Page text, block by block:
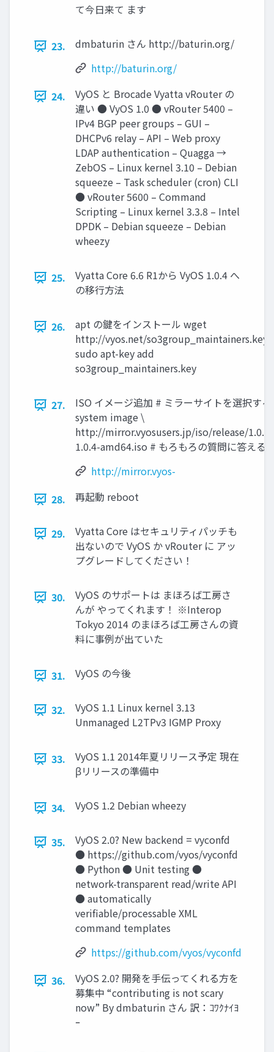
て今日来て ます
23.
dmbaturin さん http://baturin.org/
http://baturin.org/
24.
VyOS と Brocade Vyatta vRouter の
違い ● VyOS 1.0 ● vRouter 5400 –
IPv4 BGP peer groups – GUI –
DHCPv6 relay – API – Web proxy
LDAP authentication – Quagga →
ZebOS – Linux kernel 3.10 – Debian
squeeze – Task scheduler (cron) CLI
● vRouter 5600 – Command
Scripting – Linux kernel 3.3.8 – Intel
DPDK – Debian squeeze – Debian
wheezy
25.
Vyatta Core 6.6 R1から VyOS 1.0.4 へ
の移行方法
26.
apt の鍵をインストール wget
http://vyos.net/so3group_maintainers.key
sudo apt-key add
so3group_maintainers.key
27.
ISO イメージ追加 # ミラーサイトを選択す
system image \
http://mirror.vyosusers.jp/iso/release/
1.0.4-amd64.iso # もろもろの質問に答える
http://mirror.vyos-
28.
再起動 reboot
29.
Vyatta Core はセキュリティパッチも
出ないので VyOS か vRouter に アッ
プグレードしてください！
30.
VyOS のサポートは まほろば工房さ
んが やってくれます！ ※Interop
Tokyo 2014 のまほろば工房さんの資
料に事例が出ていた
31. VyOS の今後
32.
VyOS 1.1 Linux kernel 3.13
Unmanaged L2TPv3 IGMP Proxy
33.
VyOS 1.1 2014年夏リリース予定 現在
βリリースの準備中
34. VyOS 1.2 Debian wheezy
35.
VyOS 2.0? New backend = vyconfd
● https://github.com/vyos/vyconfd
● Python ● Unit testing ●
network-transparent read/write API
● automatically
verifiable/processable XML
command templates
https://github.com/vyos/vyconfd
36.
VyOS 2.0? 開発を手伝ってくれる方を
募集中 “contributing is not scary
now” By dmbaturin さん 訳：ｺﾜｸﾅｲﾖ
ｰ